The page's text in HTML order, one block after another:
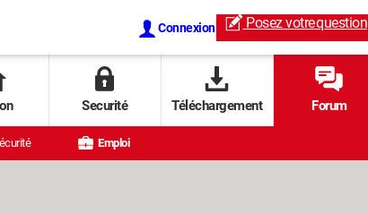
Connexion Posez votrequestion
Securité Téléchargement Forum
Emploi